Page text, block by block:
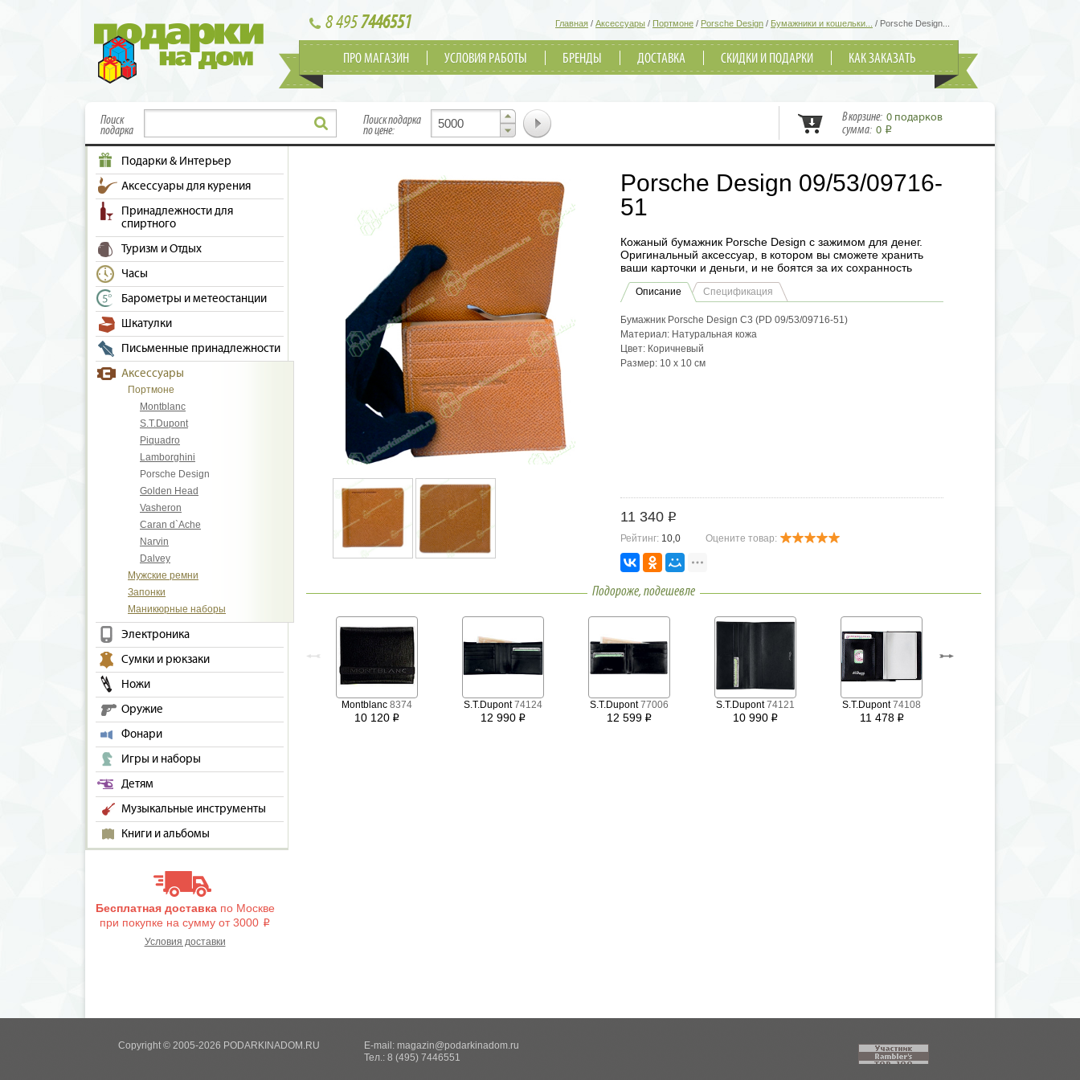
8 4957446551 Главная / Аксессуары / Портмоне / Porsche Design / Бумажники и кошельки... / Porsche Design...
ПРО МАГАЗИН УСЛОВИЯ РАБОТЫ БРЕНДЫ ДОСТАВКА СКИДКИ И ПОДАРКИ КАК ЗАКАЗАТЬ
Поиск
подарка
Поиск подарка
по цене:
В корзине: 0 подарков
сумма: 0 i
Подарки & Интерьер
Аксессуары для курения
Принадлежности для
спиртного
Туризм и Отдых
Часы
Барометры и метеостанции
Шкатулки
Письменные принадлежности
Аксессуары
Портмоне
Montblanc
S.T.Dupont
Piquadro
Lamborghini
Porsche Design
Golden Head
Vasheron
Caran d`Ache
Narvin
Dalvey
Мужские ремни
Запонки
Маникюрные наборы
Электроника
Сумки и рюкзаки
Ножи
Оружие
Фонари
Игры и наборы
Детям
Музыкальные инструменты
Книги и альбомы
Бесплатная доставкапо Москве
при покупке на сумму от 3000 i
Условия доставки
Porsche Design 09/53/09716-
51
Кожаный бумажник Porsche Design с зажимом для денег.
Оригинальный аксессуар, в котором вы сможете хранить
ваши карточки и деньги, и не боятся за их сохранность
Описание Спецификация
Бумажник Porsche Design C3 (PD 09/53/09716-51)
Материал: Натуральная кожа
Цвет: Коричневый
Размер: 10 x 10 см
11 340 i
Рейтинг: 10,0 Оцените товар:
Подороже, подешевле
Montblanc 8374
10 120 i
S.T.Dupont74124
12 990 i
S.T.Dupont77006
12 599 i
S.T.Dupont74121
10 990 i
S.T.Dupont74108
11 478 i
Copyright © 2005-2026 PODARKINADOM.RU E-mail: magazin@podarkinadom.ru
Тел.: 8 (495) 7446551